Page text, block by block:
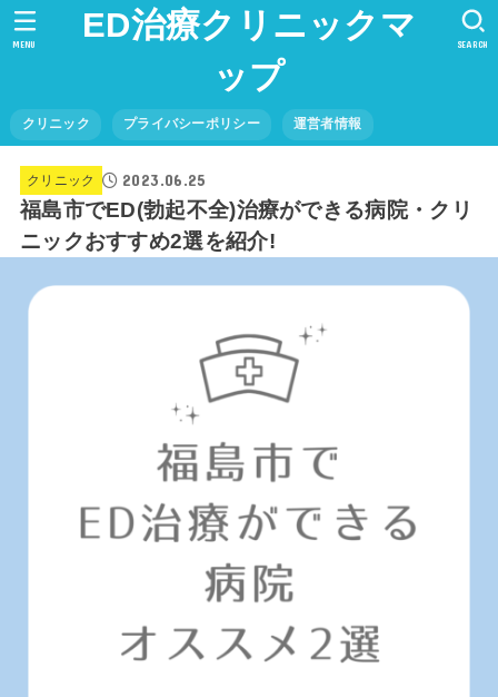
ED治療クリニックマ
ップ
クリニック プライバシーポリシー 運営者情報
SEARCH
MENU
クリニック 2023.06.25
福島市でED(勃起不全)治療ができる病院・クリ
ニックおすすめ2選を紹介!